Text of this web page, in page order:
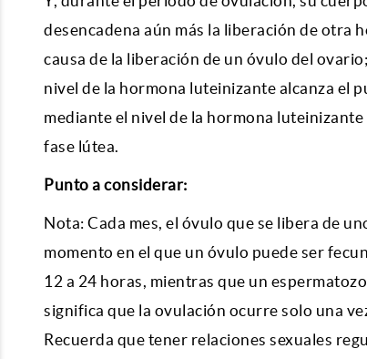
desencadena aún más la liberación de otra
causa de la liberación de un óvulo del
nivel de la hormona luteinizante alcanza el
mediante el nivel de la hormona
fase lútea.
Punto a considerar:
Nota: Cada mes, el óvulo que se libera de
momento en el que un óvulo puede ser
12 a 24 horas, mientras que un
significa que la ovulación ocurre solo una
Recuerda que tener relaciones sexuales